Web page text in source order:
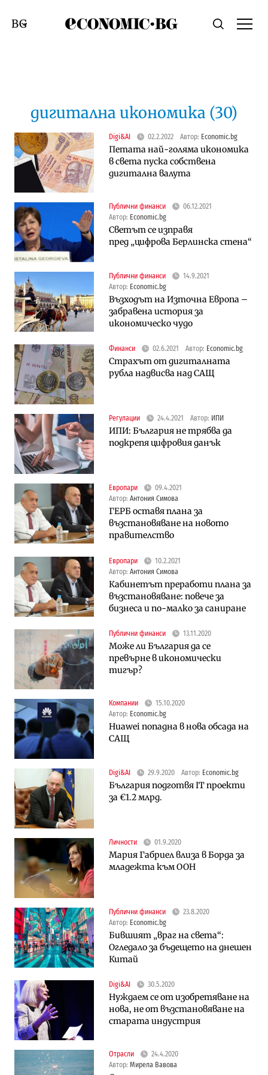
Economic.bgТърсене
Смяна на език
дигитална икономика (30)
Digi&AI 02.2.2022 Автор: Economic.bg
Петата най-голяма икономика
в света пуска собствена
дигитална валута
Публични финанси
06.12.2021
Автор: Economic.bg
Светът се изправя
пред „цифрова Берлинска стена“
Публични финанси
14.9.2021
Автор: Economic.bg
Възходът на Източна Европа –
забравена история за
икономическо чудо
Финанси 02.6.2021 Автор: Economic.bg
Страхът от дигиталната
рубла надвисва над САЩ
Регулации 24.4.2021 Автор: ИПИ
ИПИ: България не трябва да
подкрепя цифровия данък
Европари
09.4.2021
Автор: Антония Симова
ГЕРБ оставя плана за
възстановяване на новото
правителство
Европари
10.2.2021
Автор: Антония Симова
Кабинетът преработи плана за
възстановяване: повече за
бизнеса и по-малко за саниране
Публични финанси 13.11.2020
Може ли България да се
превърне в икономически
тигър?
Компании
15.10.2020
Автор: Economic.bg
Huawei попадна в нова обсада на
САЩ
Digi&AI 29.9.2020 Автор: Economic.bg
България подготвя IT проекти
за €1.2 млрд.
Личности 01.9.2020
Мария Габриел влиза в Борда за
младежта към ООН
Публични финанси
23.8.2020
Автор: Economic.bg
Бившият „враг на света“:
Огледало за бъдещето на днешен
Китай
Digi&AI 30.5.2020
Нуждаем се от изобретяване на
нова, не от възстановяване на
старата индустрия
Отрасли
24.4.2020
Автор: Мирела Вавова